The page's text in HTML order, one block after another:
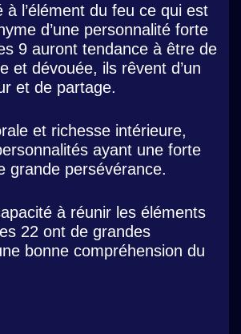
à l’élément du feu ce qui est
d’une personnalité forte
9 auront tendance à être de
et dévouée, ils rêvent d’un
et de partage.
et richesse intérieure,
ayant une forte
grande persévérance.
à réunir les éléments
22 ont de grandes
bonne compréhension du